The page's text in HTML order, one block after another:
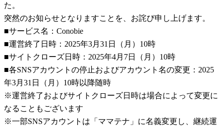
た。
突然のお知らせとなりますことを、お詫び申し上げます。
■サービス名：Conobie
■運営終了日時：2025年3月31日（月）10時
■サイトクローズ日時：2025年4月7日（月）10時
■各SNSアカウントの停止およびアカウント名の変更：2025
年3月31日（月）10時以降随時
※運営終了およびサイトクローズ日時は場合によって変更に
なることもございます
※一部SNSアカウントは「ママテナ」に名義変更し、継続運